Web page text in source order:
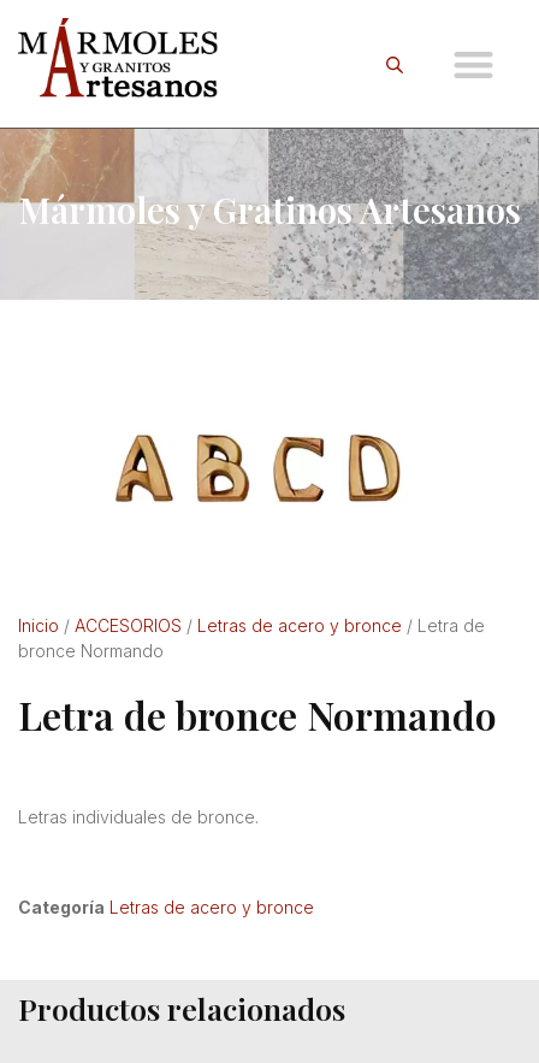
Mármoles y Gratinos Artesanos
Inicio / ACCESORIOS / Letras de acero y bronce / Letra de
bronce Normando
Letra de bronce Normando
Letras individuales de bronce.
Categoría Letras de acero y bronce
Productos relacionados